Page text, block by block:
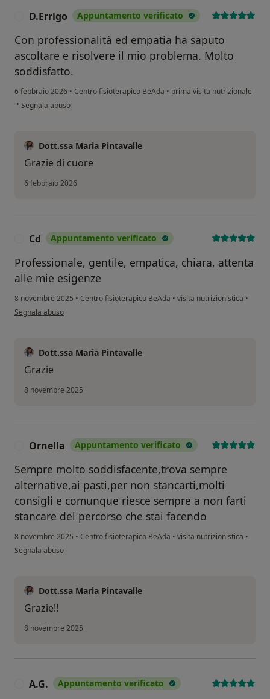
D.Errigo Appuntamento verificato
Con professionalità ed empatia ha saputo
ascoltare e risolvere il mio problema. Molto
soddisfatto.
6 febbraio 2026 • Centro fisioterapico BeAda • prima visita nutrizionale
• secondo l'opinione dell'utente D.Errigo
Segnala abuso
Dott.ssa Maria Pintavalle
Grazie di cuore
6 febbraio 2026
Cd Appuntamento verificato
Professionale, gentile, empatica, chiara, attenta
alle mie esigenze
8 novembre 2025 • Centro fisioterapico BeAda • visita nutrizionistica •
secondo l'opinione dell'utente Cd
Segnala abuso
Dott.ssa Maria Pintavalle
Grazie
8 novembre 2025
Ornella Appuntamento verificato
Sempre molto soddisfacente,trova sempre
alternative,ai pasti,per non stancarti,molti
consigli e comunque riesce sempre a non farti
stancare del percorso che stai facendo
8 novembre 2025 • Centro fisioterapico BeAda • visita nutrizionistica •
secondo l'opinione dell'utente Ornella
Segnala abuso
Dott.ssa Maria Pintavalle
Grazie!!
8 novembre 2025
A.G. Appuntamento verificato